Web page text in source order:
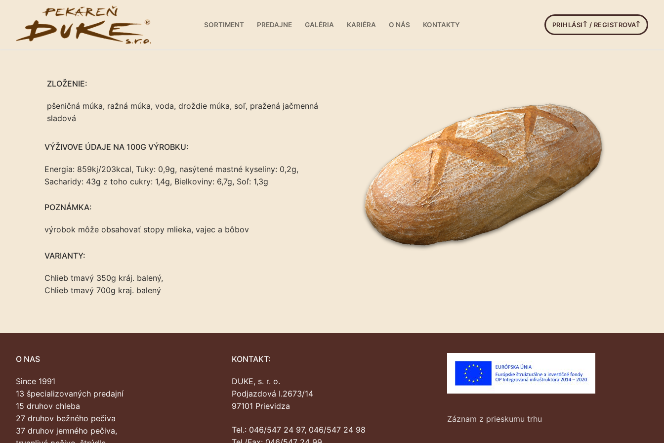
SORTIMENT PREDAJNE GALÉRIA KARIÉRA O NÁS KONTAKTY PRIHLÁSIŤ / REGISTROVAŤ
Sortiment
Kariéra
ZLOŽENIE:
pšeničná múka, ražná múka, voda, droždie múka, soľ, pražená jačmenná
sladová
VÝŽIVOVE ÚDAJE NA 100G VÝROBKU:
Energia: 859kj/203kcal, Tuky: 0,9g, nasýtené mastné kyseliny: 0,2g,
Sacharidy: 43g z toho cukry: 1,4g, Bielkoviny: 6,7g, Soľ: 1,3g
POZNÁMKA:
výrobok môže obsahovať stopy mlieka, vajec a bôbov
VARIANTY:
Chlieb tmavý 350g kráj. balený,
Chlieb tmavý 700g kraj. balený
O NAS
Since 1991
13 špecializovaných predajní
15 druhov chleba
27 druhov bežného pečiva
37 druhov jemného pečiva,
KONTAKT:
DUKE, s. r. o.
Podjazdová I.2673/14
97101 Prievidza
Tel.: 046/547 24 97, 046/547 24 98
Záznam z prieskumu trhu